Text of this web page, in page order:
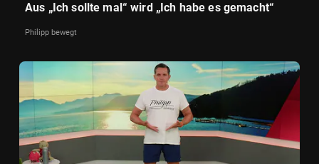
Aus „Ich sollte mal“ wird „Ich habe es gemacht“
Philipp bewegt